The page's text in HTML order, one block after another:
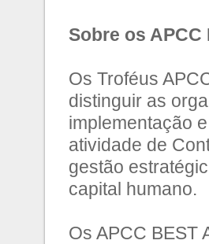
Sobre os
Os Troféus
distinguir as
implementação
atividade de
gestão
capital humano.
Os APCC BEST